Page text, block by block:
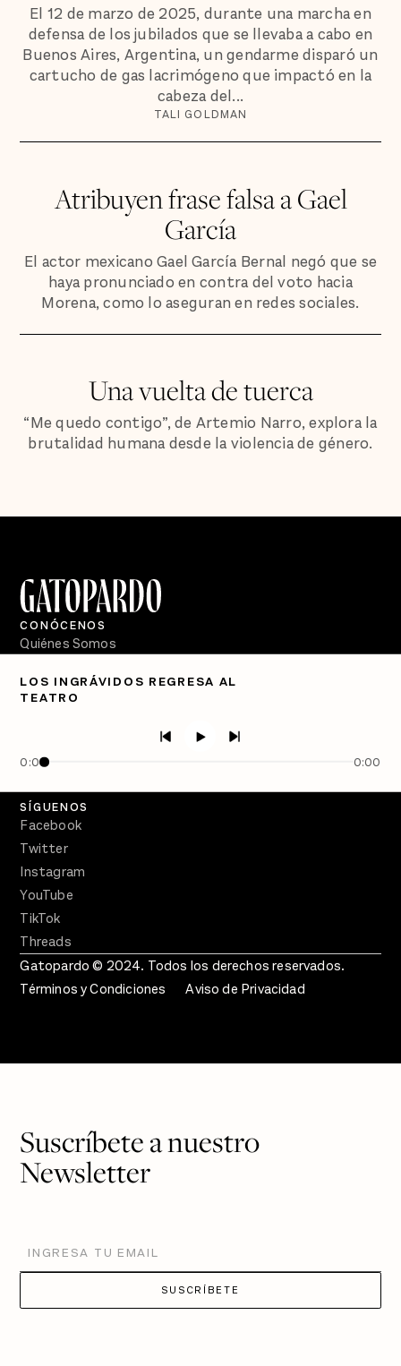
El 12 de marzo de 2025, durante una marcha en
defensa de los jubilados que se llevaba a cabo en
Buenos Aires, Argentina, un gendarme disparó un
cartucho de gas lacrimógeno que impactó en la
cabeza del...
TALI GOLDMAN
Atribuyen frase falsa a Gael
García
El actor mexicano Gael García Bernal negó que se
haya pronunciado en contra del voto hacia
Morena, como lo aseguran en redes sociales.
Una vuelta de tuerca
“Me quedo contigo”, de Artemio Narro, explora la
brutalidad humana desde la violencia de género.
LOS INGRÁVIDOS REGRESA AL
TEATRO
0:00 0:00
CONÓCENOS
Quiénes Somos
PÓDCASTS
Crecer en Distopía
SÍGUENOS
Facebook
Twitter
Instagram
YouTube
TikTok
Threads
Gatopardo © 2024. Todos los derechos reservados.
Términos y Condiciones
Aviso de Privacidad
Suscríbete a nuestro
Newsletter